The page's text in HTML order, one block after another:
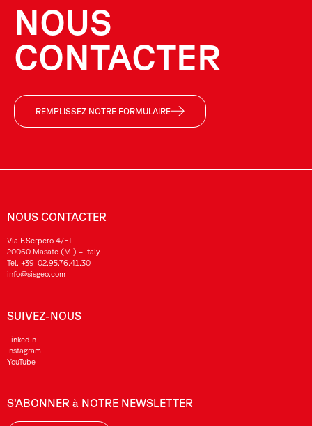
NOUS
CONTACTER
REMPLISSEZ NOTRE FORMULAIRE
NOUS CONTACTER
Via F.Serpero 4/F1
20060 Masate (MI) – Italy
Tel. +39-02.95.76.41.30
info@sisgeo.com
SUIVEZ-NOUS
LinkedIn
Instagram
YouTube
S’ABONNER à NOTRE NEWSLETTER